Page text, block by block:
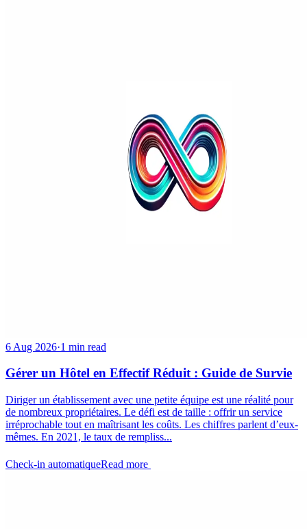
6 Aug 2026·1 min read
Gérer un Hôtel en Effectif Réduit : Guide de Survie
Diriger un établissement avec une petite équipe est une réalité pour
de nombreux propriétaires. Le défi est de taille : offrir un service
irréprochable tout en maîtrisant les coûts. Les chiffres parlent d’eux-
mêmes. En 2021, le taux de rempliss...
Check-in automatiqueRead more